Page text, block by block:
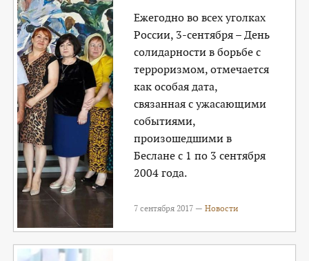
Ежегодно во всех уголках
России, 3-сентября – День
солидарности в борьбе с
терроризмом, отмечается
как особая дата,
связанная с ужасающими
событиями,
произошедшими в
Беслане с 1 по 3 сентября
2004 года.
7 сентября 2017 —Новости